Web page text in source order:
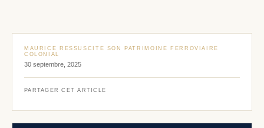
MAURICE RESSUSCITE SON PATRIMOINE FERROVIAIRE
COLONIAL
30 septembre, 2025
PARTAGER CET ARTICLE